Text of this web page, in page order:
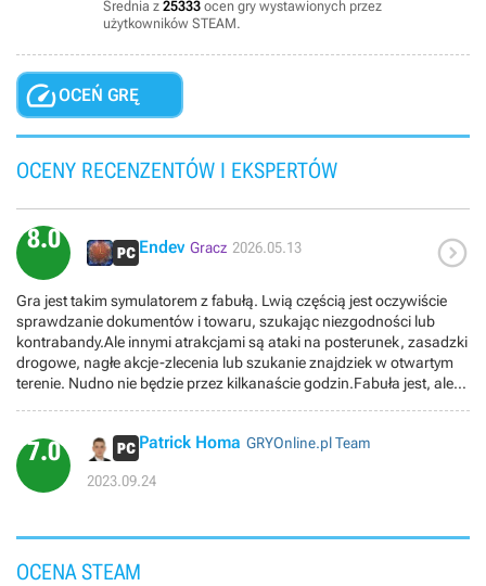
Średnia z 25333 ocen gry wystawionych przez
użytkowników STEAM.
OCEŃ GRĘ
OCENY RECENZENTÓW I EKSPERTÓW
8.0 Endev Gracz 2026.05.13 
Gra jest takim symulatorem z fabułą. Lwią częścią jest oczywiście
sprawdzanie dokumentów i towaru, szukając niezgodności lub
kontrabandy.Ale innymi atrakcjami są ataki na posterunek, zasadzki
drogowe, nagłe akcje-zlecenia lub szukanie znajdziek w otwartym
terenie. Nudno nie będzie przez kilkanaście godzin.Fabuła jest, ale
potencjał na więcej godzin rozgrywki w przyszłości.
7.0 Patrick Homa GRYOnline.pl Team
2023.09.24
OCENA STEAM